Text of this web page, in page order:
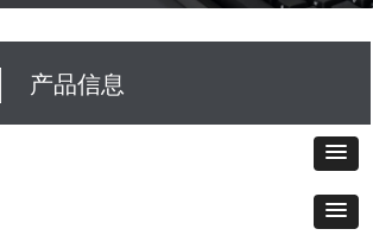
产品信息